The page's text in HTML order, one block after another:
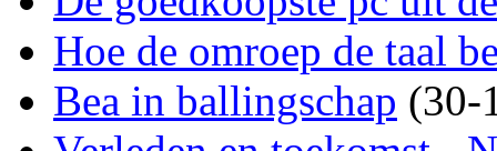
Hoe de omroep de taal
Bea in ballingschap (30-